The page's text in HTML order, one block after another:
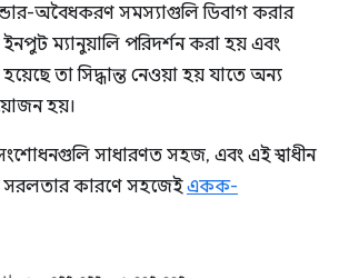
অবৈধকরণ সমস্যাগুলি ডিবাগ করার
ম্যানুয়ালি পরিদর্শন করা হয় এবং
তা সিদ্ধান্ত নেওয়া হয় যাতে অন্য
হয়।
সাধারণত সহজ, এবং এই স্বাধীন
সরলতার কারণে সহজেইএকক-